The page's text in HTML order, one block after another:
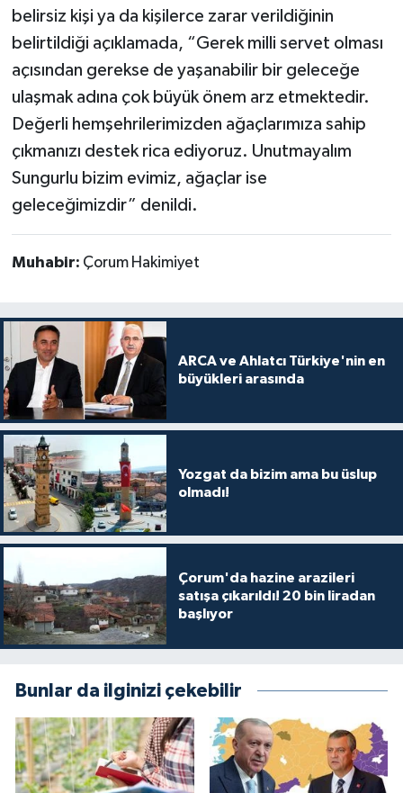
belirsiz kişi ya da kişilerce zarar verildiğinin
belirtildiği açıklamada, “Gerek milli servet olması
açısından gerekse de yaşanabilir bir geleceğe
ulaşmak adına çok büyük önem arz etmektedir.
Değerli hemşehrilerimizden ağaçlarımıza sahip
çıkmanızı destek rica ediyoruz. Unutmayalım
Sungurlu bizim evimiz, ağaçlar ise
geleceğimizdir” denildi.
Muhabir: Çorum Hakimiyet
ARCA ve Ahlatcı Türkiye'nin en
büyükleri arasında
Yozgat da bizim ama bu üslup
olmadı!
Çorum'da hazine arazileri
satışa çıkarıldı! 20 bin liradan
başlıyor
Bunlar da ilginizi çekebilir